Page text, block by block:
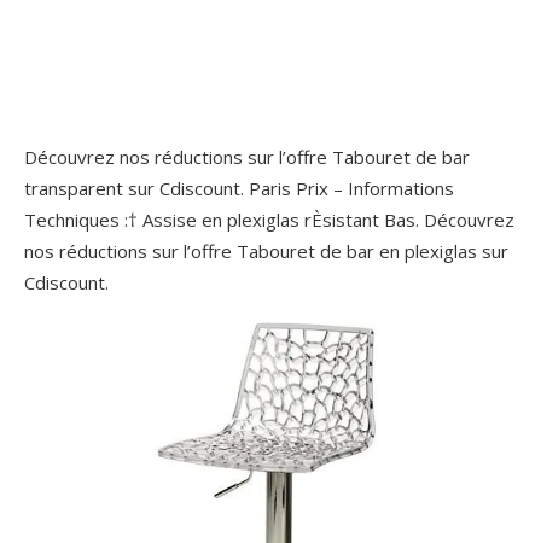
Découvrez nos réductions sur l’offre Tabouret de bar
transparent sur Cdiscount. Paris Prix – Informations
Techniques :† Assise en plexiglas rÈsistant Bas. Découvrez
nos réductions sur l’offre Tabouret de bar en plexiglas sur
Cdiscount.